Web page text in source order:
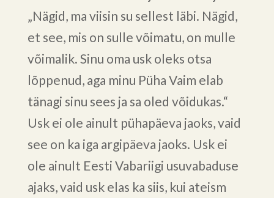
„Nägid, ma viisin su sellest läbi. Nägid,
et see, mis on sulle võimatu, on mulle
võimalik. Sinu oma usk oleks otsa
lõppenud, aga minu Püha Vaim elab
tänagi sinu sees ja sa oled võidukas.“
Usk ei ole ainult pühapäeva jaoks, vaid
see on ka iga argipäeva jaoks. Usk ei
ole ainult Eesti Vabariigi usuvabaduse
ajaks, vaid usk elas ka siis, kui ateism